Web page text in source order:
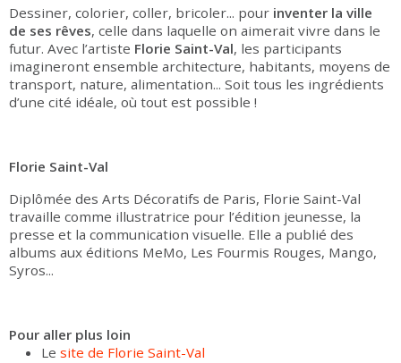
Dessiner, colorier, coller, bricoler... pour inventer la ville
de ses rêves, celle dans laquelle on aimerait vivre dans le
futur. Avec l’artiste Florie Saint-Val, les participants
imagineront ensemble architecture, habitants, moyens de
transport, nature, alimentation... Soit tous les ingrédients
d’une cité idéale, où tout est possible !
Florie Saint-Val
Diplômée des Arts Décoratifs de Paris, Florie Saint-Val
travaille comme illustratrice pour l’édition jeunesse, la
presse et la communication visuelle. Elle a publié des
albums aux éditions MeMo, Les Fourmis Rouges, Mango,
Syros...
Pour aller plus loin
Le site de Florie Saint-Val